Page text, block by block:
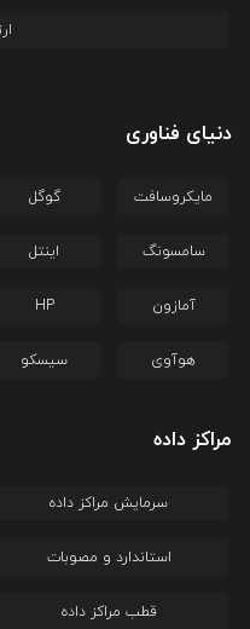
دنیای فناوری
مایکروسافت گوگل
سامسونگ اینتل
آمازون HP
هوآوی سیسکو
مراکز داده
سرمایش مراکز داده
استاندارد و مصوبات
قطب مراکز داده